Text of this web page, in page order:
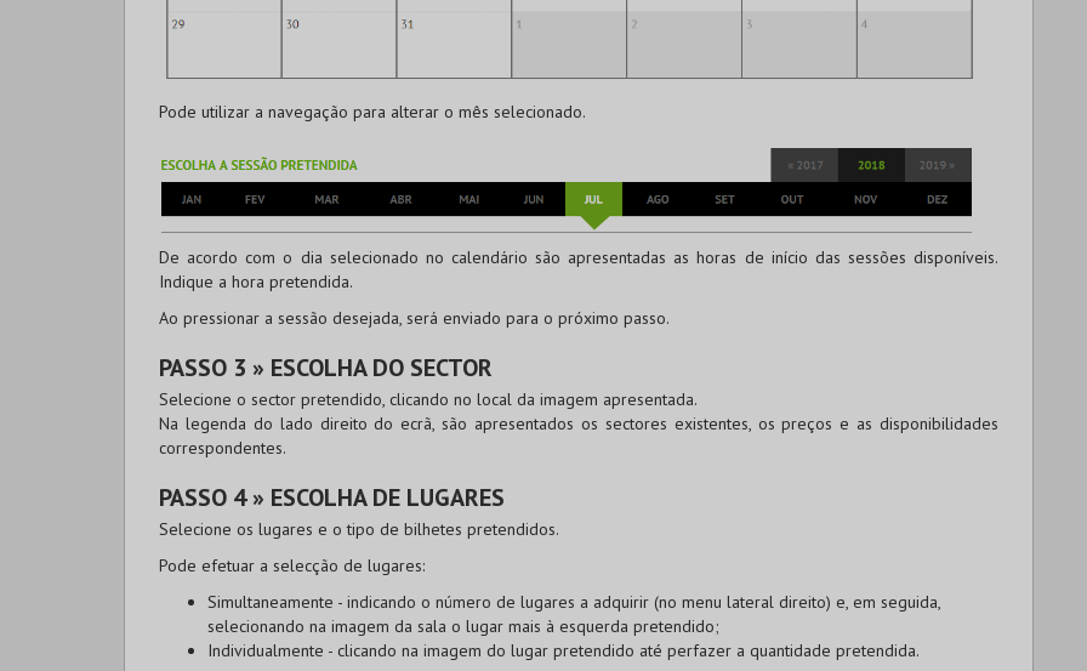
Pode utilizar a navegação para alterar o mês selecionado.
De acordo com o dia selecionado no calendário são apresentadas as horas de início das sessões disponíveis.
Indique a hora pretendida.
Ao pressionar a sessão desejada, será enviado para o próximo passo.
PASSO 3 » ESCOLHA DO SECTOR
Selecione o sector pretendido, clicando no local da imagem apresentada.
Na legenda do lado direito do ecrã, são apresentados os sectores existentes, os preços e as disponibilidades
correspondentes.
PASSO 4 » ESCOLHA DE LUGARES
Selecione os lugares e o tipo de bilhetes pretendidos.
Pode efetuar a selecção de lugares:
Simultaneamente - indicando o número de lugares a adquirir (no menu lateral direito) e, em seguida,
selecionando na imagem da sala o lugar mais à esquerda pretendido;
Individualmente - clicando na imagem do lugar pretendido até perfazer a quantidade pretendida.